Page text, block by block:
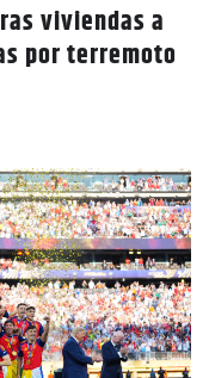
viviendas a
por terremoto